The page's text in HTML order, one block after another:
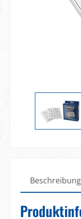
Beschreibung